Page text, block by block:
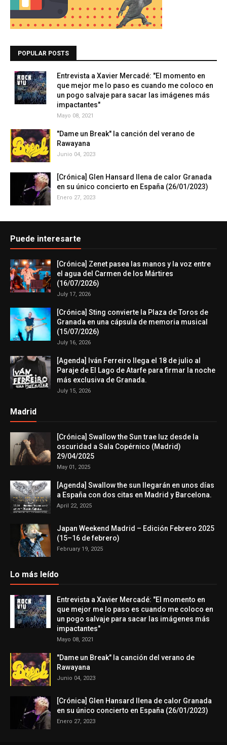
POPULAR POSTS
Entrevista a Xavier Mercadé: "El momento en
que mejor me lo paso es cuando me coloco en
un pogo salvaje para sacar las imágenes más
impactantes"
Mayo 08, 2021
"Dame un Break" la canción del verano de
Rawayana
Junio 04, 2023
[Crónica] Glen Hansard llena de calor Granada
en su único concierto en España (26/01/2023)
Enero 27, 2023
Puede interesarte
[Crónica] Zenet pasea las manos y la voz entre
el agua del Carmen de los Mártires
(16/07/2026)
July 17, 2026
[Crónica] Sting convierte la Plaza de Toros de
Granada en una cápsula de memoria musical
(15/07/2026)
July 16, 2026
[Agenda] Iván Ferreiro llega el 18 de julio al
Paraje de El Lago de Atarfe para firmar la noche
más exclusiva de Granada.
July 15, 2026
Madrid
[Crónica] Swallow the Sun trae luz desde la
oscuridad a Sala Copérnico (Madrid)
29/04/2025
May 01, 2025
[Agenda] Swallow the sun llegarán en unos días
a España con dos citas en Madrid y Barcelona.
April 22, 2025
Japan Weekend Madrid – Edición Febrero 2025
(15–16 de febrero)
February 19, 2025
Lo más leído
Entrevista a Xavier Mercadé: "El momento en
que mejor me lo paso es cuando me coloco en
un pogo salvaje para sacar las imágenes más
impactantes"
Mayo 08, 2021
"Dame un Break" la canción del verano de
Rawayana
Junio 04, 2023
[Crónica] Glen Hansard llena de calor Granada
en su único concierto en España (26/01/2023)
Enero 27, 2023